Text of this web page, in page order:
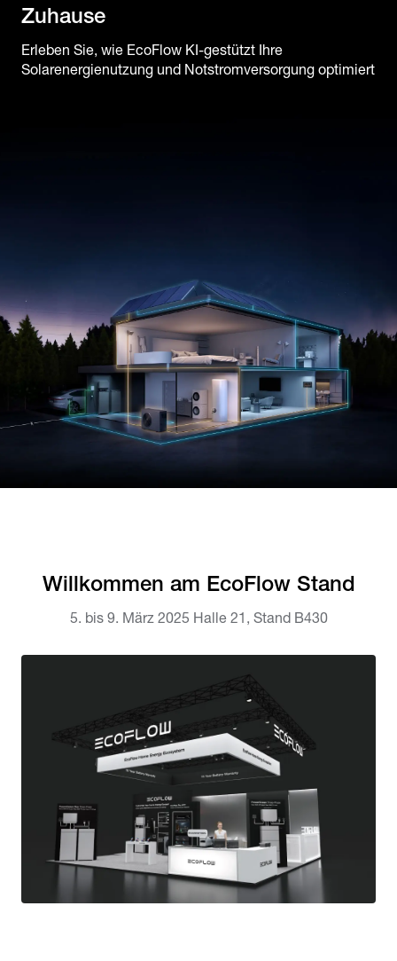
Zuhause
Erleben Sie, wie EcoFlow KI-gestützt Ihre
Solarenergienutzung und Notstromversorgung optimiert
Willkommen am EcoFlow Stand
5. bis 9. März 2025 Halle 21, Stand B430